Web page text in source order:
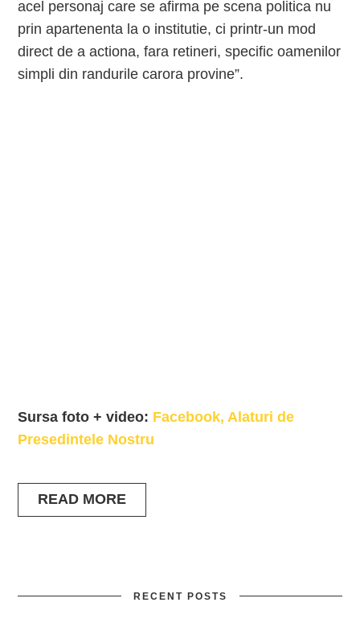
acel personaj care se afirma pe scena politica nu
prin apartenenta la o institutie, ci printr-un mod
direct de a actiona, fara retineri, specific oamenilor
simpli din randurile carora provine”.
Sursa foto + video: Facebook, Alaturi de
Presedintele Nostru
READ MORE
RECENT POSTS